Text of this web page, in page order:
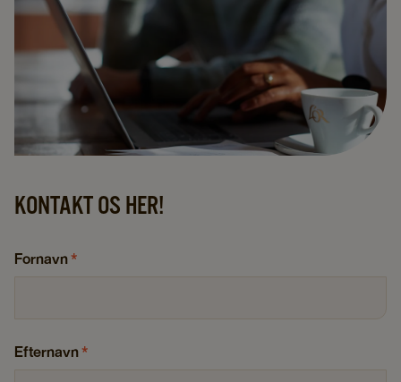
KONTAKT OS HER!
Fornavn*
Efternavn*